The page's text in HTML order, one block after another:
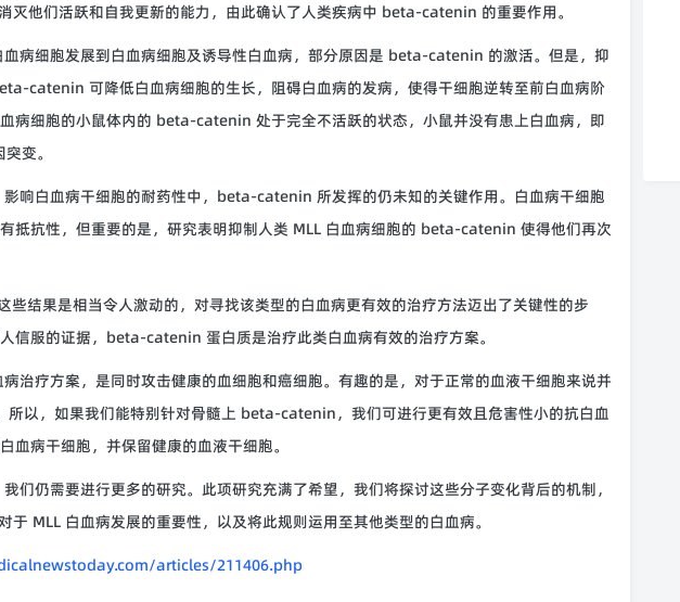
他们活跃和自我更新的能力，由此确认了人类疾病中 beta-catenin 的重要作用。
病细胞发展到白血病细胞及诱导性白血病，部分原因是 beta-catenin 的激活。但是，抑
catenin 可降低白血病细胞的生长，阻碍白血病的发病，使得干细胞逆转至前白血病阶
病细胞的小鼠体内的 beta-catenin 处于完全不活跃的状态，小鼠并没有患上白血病，即
变。
响白血病干细胞的耐药性中，beta-catenin 所发挥的仍未知的关键作用。白血病干细胞
抵抗性，但重要的是，研究表明抑制人类 MLL 白血病细胞的 beta-catenin 使得他们再次
些结果是相当令人激动的，对寻找该类型的白血病更有效的治疗方法迈出了关键性的步
信服的证据，beta-catenin 蛋白质是治疗此类白血病有效的治疗方案。
治疗方案，是同时攻击健康的血细胞和癌细胞。有趣的是，对于正常的血液干细胞来说并
以，如果我们能特别针对骨髓上 beta-catenin，我们可进行更有效且危害性小的抗白血
血病干细胞，并保留健康的血液干细胞。
们仍需要进行更多的研究。此项研究充满了希望，我们将探讨这些分子变化背后的机制，
MLL 白血病发展的重要性，以及将此规则运用至其他类型的白血病。
articles/211406.php